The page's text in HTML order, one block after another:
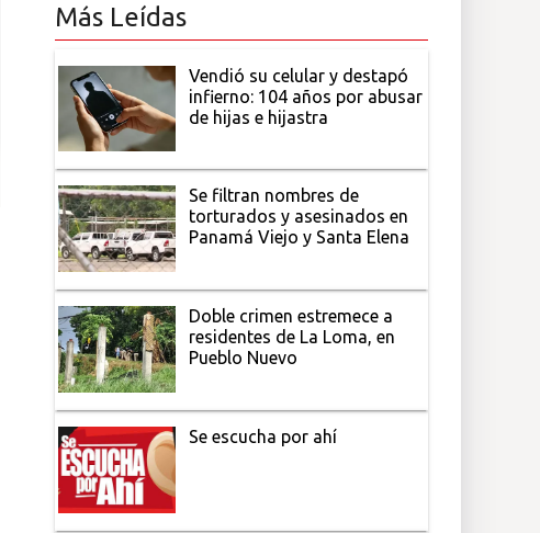
Más Leídas
Vendió su celular y destapó
infierno: 104 años por abusar
de hijas e hijastra
Se filtran nombres de
torturados y asesinados en
Panamá Viejo y Santa Elena
Doble crimen estremece a
residentes de La Loma, en
Pueblo Nuevo
Se escucha por ahí